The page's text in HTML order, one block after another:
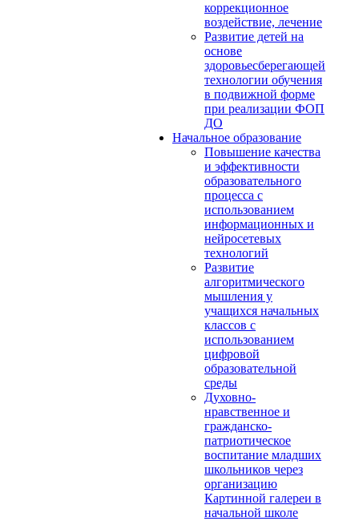
коррекционное
воздействие, лечение
Развитие детей на
основе
здоровьесберегающей
технологии обучения
в подвижной форме
при реализации ФОП
ДО
Начальное образование
Повышение качества
и эффективности
образовательного
процесса с
использованием
информационных и
нейросетевых
технологий
Развитие
алгоритмического
мышления у
учащихся начальных
классов с
использованием
цифровой
образовательной
среды
Духовно-
нравственное и
гражданско-
патриотическое
воспитание младших
школьников через
организацию
Картинной галереи в
начальной школе